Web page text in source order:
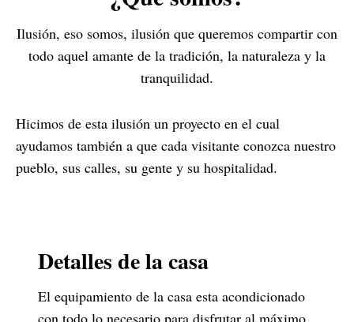
Ilusión, eso somos, ilusión que queremos compartir con
todo aquel amante de la tradición, la naturaleza y la
tranquilidad.
Hicimos de esta ilusión un proyecto en el cual
ayudamos también a que cada visitante conozca nuestro
pueblo, sus calles, su gente y su hospitalidad.
Detalles de la casa
El equipamiento de la casa esta acondicionado
con todo lo necesario para disfrutar al máximo